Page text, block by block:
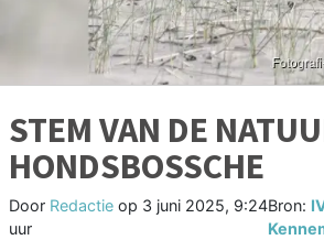
STEM VAN DE
HONDSBOSSCHE
Door Redactie op 3 juni 2025, 9:24
uur
Bron: